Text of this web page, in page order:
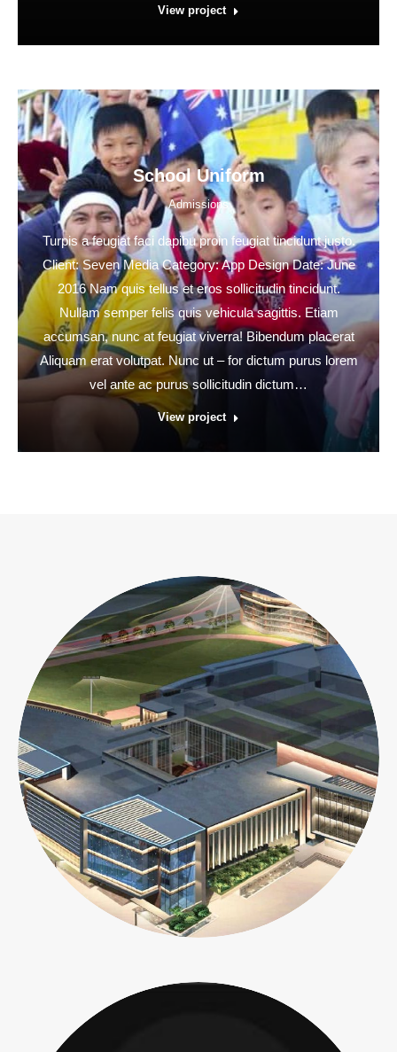
View project
School Uniform
Admissions
Turpis a feugiat faci dapibu proin feugiat tincidunt justo.
Client: Seven Media Category: App Design Date: June
2016 Nam quis tellus et eros sollicitudin tincidunt.
Nullam semper felis quis vehicula sagittis. Etiam
accumsan, nunc at feugiat viverra! Bibendum placerat
Aliquam erat volutpat. Nunc ut – for dictum purus lorem
vel ante ac purus sollicitudin dictum…
View project
Admissions